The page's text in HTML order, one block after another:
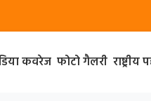
कवरेज फोटो गैलरी राष्ट्रीय